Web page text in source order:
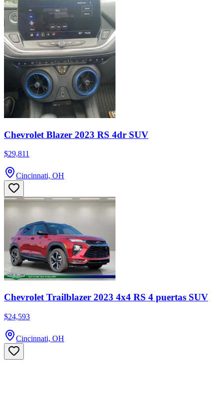
Chevrolet Blazer 2023 RS 4dr SUV
$29,811
Cincinnati, OH
Chevrolet Trailblazer 2023 4x4 RS 4 puertas SUV
$24,593
Cincinnati, OH